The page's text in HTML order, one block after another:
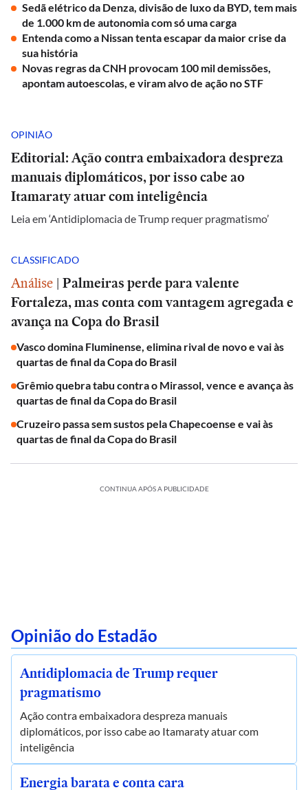
Sedã elétrico da Denza, divisão de luxo da BYD, tem mais
de 1.000 km de autonomia com só uma carga
Entenda como a Nissan tenta escapar da maior crise da
sua história
Novas regras da CNH provocam 100 mil demissões,
apontam autoescolas, e viram alvo de ação no STF
OPINIÃO
Editorial: Ação contra embaixadora despreza
manuais diplomáticos, por isso cabe ao
Itamaraty atuar com inteligência
Leia em ‘Antidiplomacia de Trump requer pragmatismo’
CLASSIFICADO
Análise | Palmeiras perde para valente
Fortaleza, mas conta com vantagem agregada e
avança na Copa do Brasil
Vasco domina Fluminense, elimina rival de novo e vai às
quartas de final da Copa do Brasil
Grêmio quebra tabu contra o Mirassol, vence e avança às
quartas de final da Copa do Brasil
Cruzeiro passa sem sustos pela Chapecoense e vai às
quartas de final da Copa do Brasil
CONTINUA APÓS A PUBLICIDADE
Opinião do Estadão
Antidiplomacia de Trump requer
pragmatismo
Ação contra embaixadora despreza manuais
diplomáticos, por isso cabe ao Itamaraty atuar com
inteligência
Energia barata e conta cara